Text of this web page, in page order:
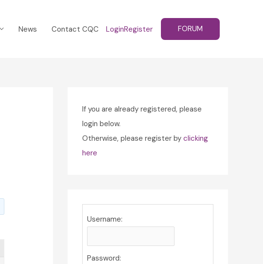
News Contact CQC LoginRegister FORUM
If you are already registered, please
login below.
Otherwise, please register by clicking
here
Username:
Password: